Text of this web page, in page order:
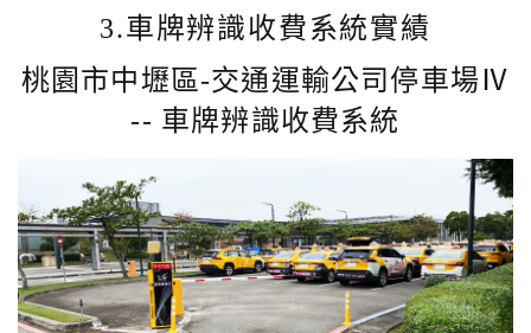
1.人臉辨識系統實績
2.電動柵欄機系列實績
3.車牌辨識收費系統實績
4.車牌辨識收費系統-客製化實績
5.停車收費系統系列實績
6.停車收費系統-地閘式實績
3.車牌辨識收費系統實績
桃園市中壢區-交通運輸公司停車場Ⅳ
-- 車牌辨識收費系統